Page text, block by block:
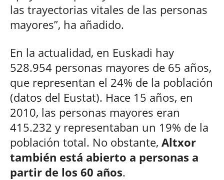
las trayectorias vitales de las personas
mayores”, ha añadido.
En la actualidad, en Euskadi hay
528.954 personas mayores de 65 años,
que representan el 24% de la población
(datos del Eustat). Hace 15 años, en
2010, las personas mayores eran
415.232 y representaban un 19% de la
población total. No obstante, Altxor
también está abierto a personas a
partir de los 60 años.